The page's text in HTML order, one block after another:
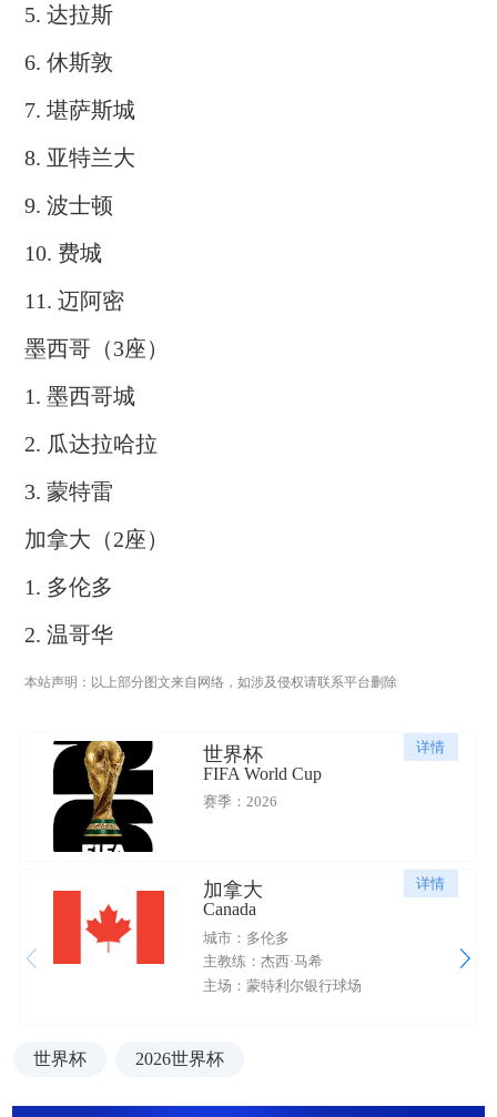
5. 达拉斯
6. 休斯敦
7. 堪萨斯城
8. 亚特兰大
9. 波士顿
10. 费城
11. 迈阿密
墨西哥（3座）
1. 墨西哥城
2. 瓜达拉哈拉
3. 蒙特雷
加拿大（2座）
1. 多伦多
2. 温哥华
本站声明：以上部分图文来自网络，如涉及侵权请联系平台删除
详情
世界杯
FIFA World Cup
赛季：2026
详情
加拿大
Canada
城市：多伦多
主教练：杰西·马希
主场：蒙特利尔银行球场
世界杯 2026世界杯